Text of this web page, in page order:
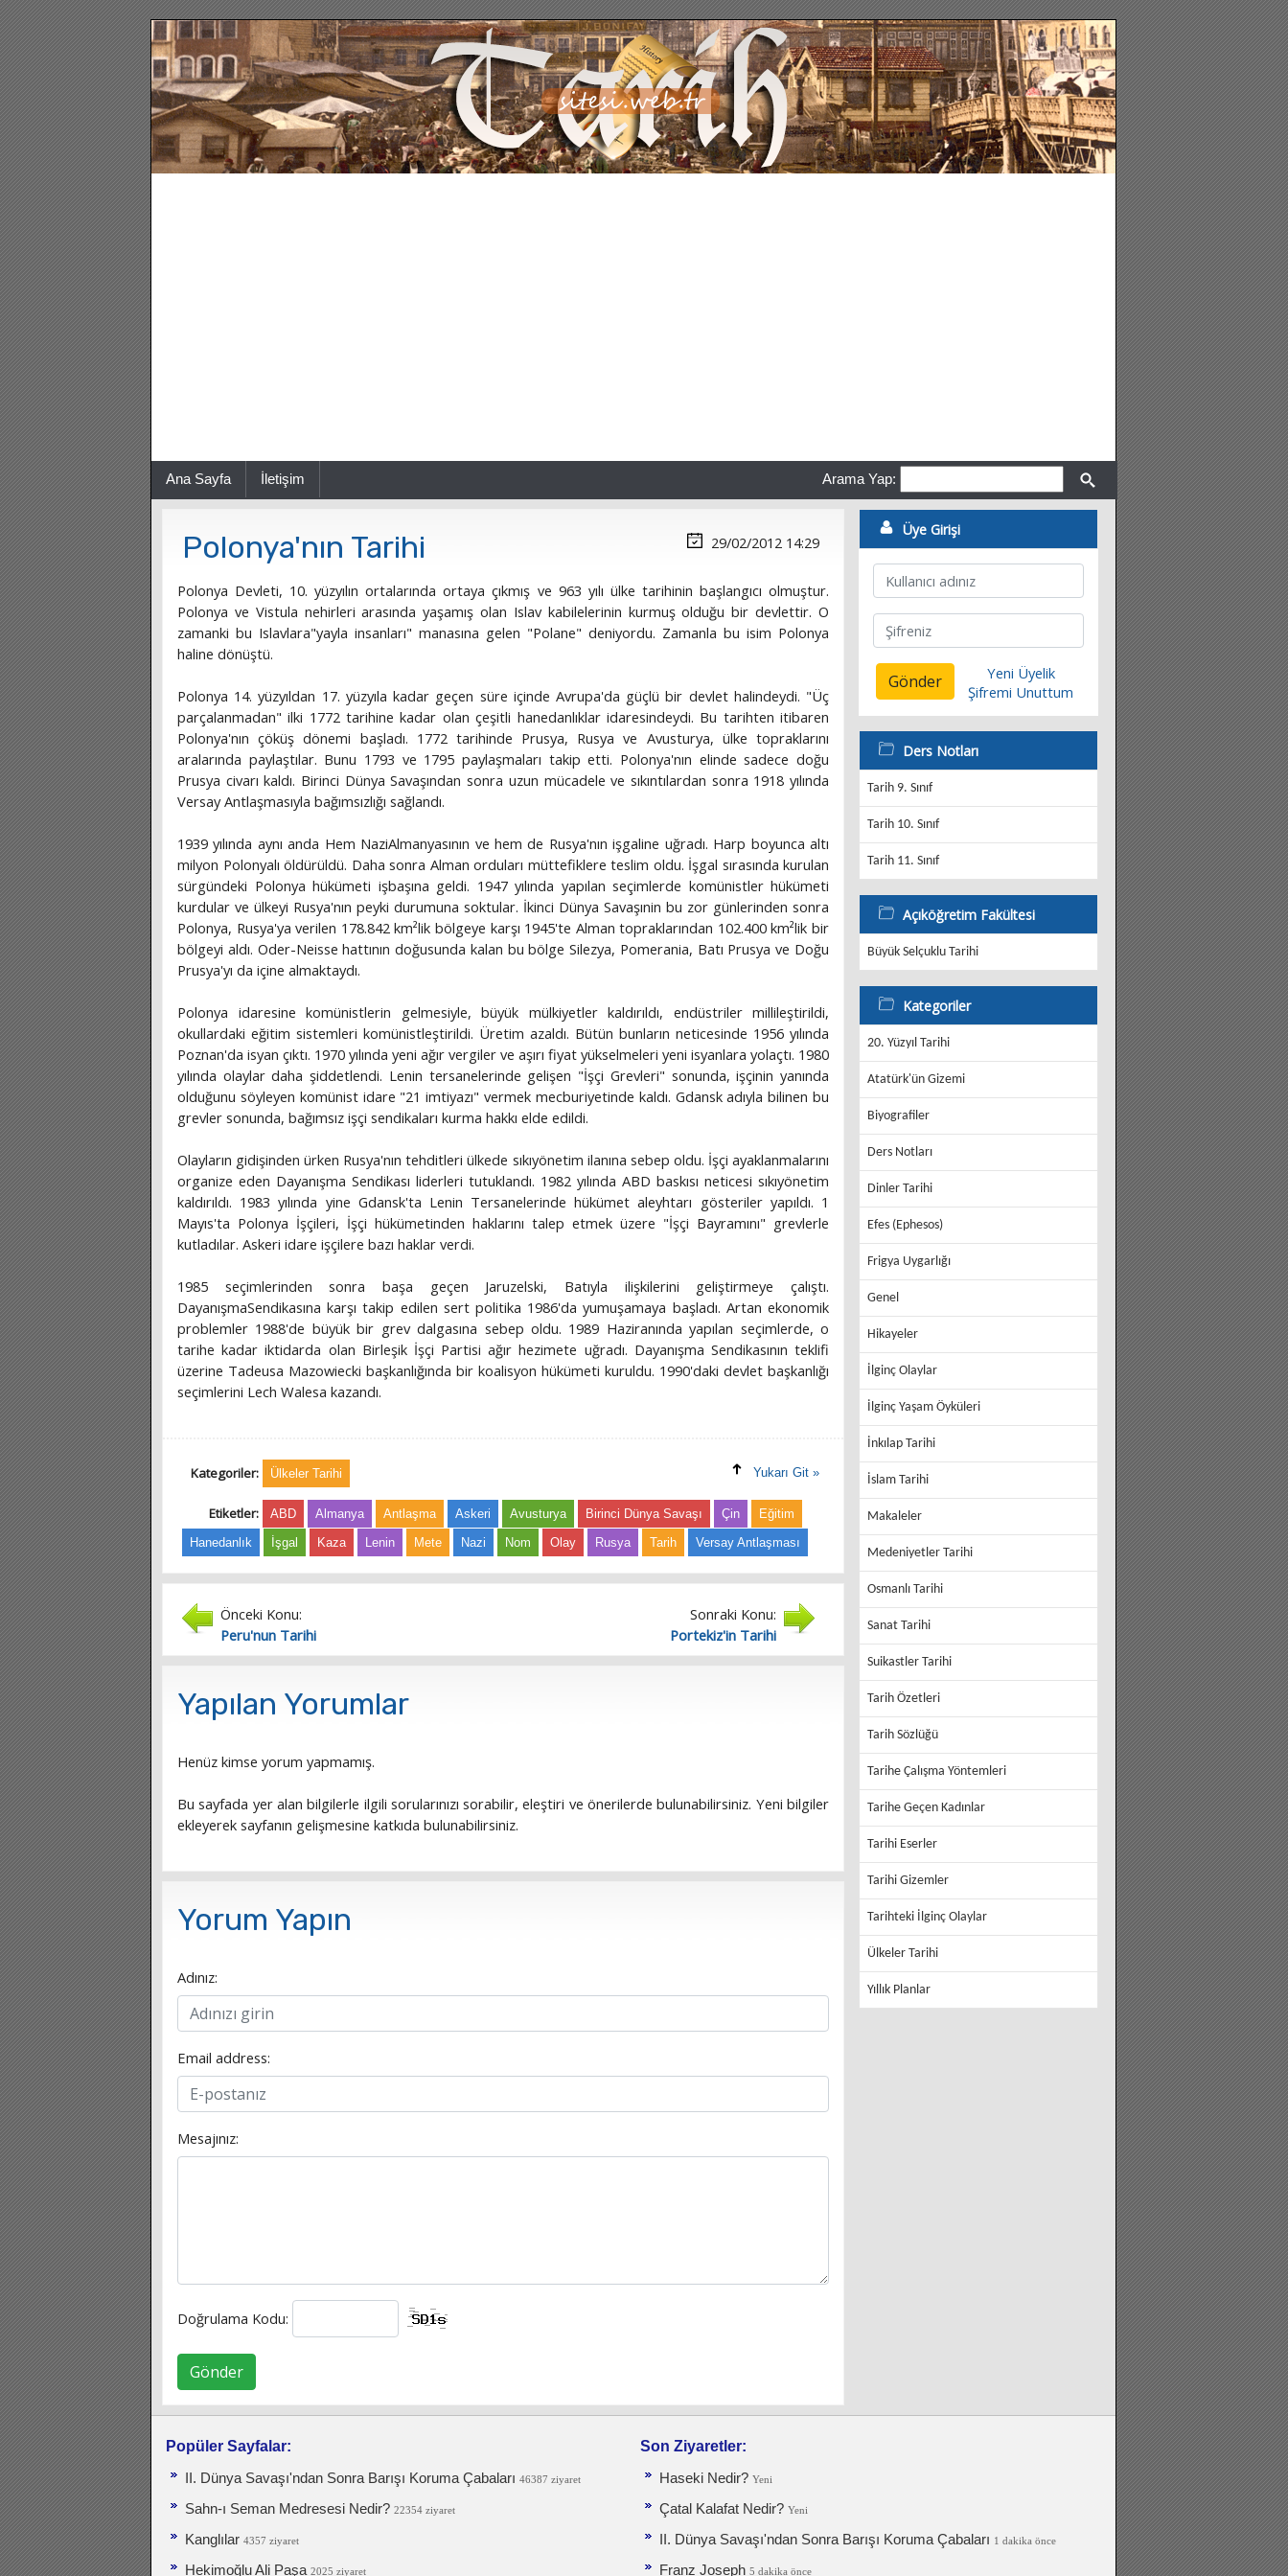
Ana Sayfa İletişim Arama Yap:
Polonya'nın Tarihi 29/02/2012 14:29
Polonya Devleti, 10. yüzyılın ortalarında ortaya çıkmış ve 963 yılı ülke tarihinin başlangıcı olmuştur.
Polonya ve Vistula nehirleri arasında yaşamış olan Islav kabilelerinin kurmuş olduğu bir devlettir. O
zamanki bu Islavlara"yayla insanları" manasına gelen "Polane" deniyordu. Zamanla bu isim Polonya
haline dönüştü.
Polonya 14. yüzyıldan 17. yüzyıla kadar geçen süre içinde Avrupa'da güçlü bir devlet halindeydi. "Üç
parçalanmadan" ilki 1772 tarihine kadar olan çeşitli hanedanlıklar idaresindeydi. Bu tarihten itibaren
Polonya'nın çöküş dönemi başladı. 1772 tarihinde Prusya, Rusya ve Avusturya, ülke topraklarını
aralarında paylaştılar. Bunu 1793 ve 1795 paylaşmaları takip etti. Polonya'nın elinde sadece doğu
Prusya civarı kaldı. Birinci Dünya Savaşından sonra uzun mücadele ve sıkıntılardan sonra 1918 yılında
Versay Antlaşmasıyla bağımsızlığı sağlandı.
1939 yılında aynı anda Hem NaziAlmanyasının ve hem de Rusya'nın işgaline uğradı. Harp boyunca altı
milyon Polonyalı öldürüldü. Daha sonra Alman orduları müttefiklere teslim oldu. İşgal sırasında kurulan
sürgündeki Polonya hükümeti işbaşına geldi. 1947 yılında yapılan seçimlerde komünistler hükümeti
kurdular ve ülkeyi Rusya'nın peyki durumuna soktular. İkinci Dünya Savaşınin bu zor günlerinden sonra
Polonya, Rusya'ya verilen 178.842 km²lik bölgeye karşı 1945'te Alman topraklarından 102.400 km²lik bir
bölgeyi aldı. Oder-Neisse hattının doğusunda kalan bu bölge Silezya, Pomerania, Batı Prusya ve Doğu
Prusya'yı da içine almaktaydı.
Polonya idaresine komünistlerin gelmesiyle, büyük mülkiyetler kaldırıldı, endüstriler millileştirildi,
okullardaki eğitim sistemleri komünistleştirildi. Üretim azaldı. Bütün bunların neticesinde 1956 yılında
Poznan'da isyan çıktı. 1970 yılında yeni ağır vergiler ve aşırı fiyat yükselmeleri yeni isyanlara yolaçtı. 1980
yılında olaylar daha şiddetlendi. Lenin tersanelerinde gelişen "İşçi Grevleri" sonunda, işçinin yanında
olduğunu söyleyen komünist idare "21 imtiyazı" vermek mecburiyetinde kaldı. Gdansk adıyla bilinen bu
grevler sonunda, bağımsız işçi sendikaları kurma hakkı elde edildi.
Olayların gidişinden ürken Rusya'nın tehditleri ülkede sıkıyönetim ilanına sebep oldu. İşçi ayaklanmalarını
organize eden Dayanışma Sendikası liderleri tutuklandı. 1982 yılında ABD baskısı neticesi sıkıyönetim
kaldırıldı. 1983 yılında yine Gdansk'ta Lenin Tersanelerinde hükümet aleyhtarı gösteriler yapıldı. 1
Mayıs'ta Polonya İşçileri, İşçi hükümetinden haklarını talep etmek üzere "İşçi Bayramını" grevlerle
kutladılar. Askeri idare işçilere bazı haklar verdi.
1985 seçimlerinden sonra başa geçen Jaruzelski, Batıyla ilişkilerini geliştirmeye çalıştı.
DayanışmaSendikasına karşı takip edilen sert politika 1986'da yumuşamaya başladı. Artan ekonomik
problemler 1988'de büyük bir grev dalgasına sebep oldu. 1989 Haziranında yapılan seçimlerde, o
tarihe kadar iktidarda olan Birleşik İşçi Partisi ağır hezimete uğradı. Dayanışma Sendikasının teklifi
üzerine Tadeusa Mazowiecki başkanlığında bir koalisyon hükümeti kuruldu. 1990'daki devlet başkanlığı
seçimlerini Lech Walesa kazandı.
Kategoriler: Ülkeler Tarihi Yukarı Git »
Etiketler: ABD Almanya Antlaşma Askeri Avusturya Birinci Dünya Savaşı Çin
Eğitim
Hanedanlık
İşgal Kaza Lenin Mete Nazi Nom Olay Rusya Tarih Versay Antlaşması
Önceki Konu:
Peru'nun Tarihi
Sonraki Konu:
Portekiz'in Tarihi
Yapılan Yorumlar
Henüz kimse yorum yapmamış.
Bu sayfada yer alan bilgilerle ilgili sorularınızı sorabilir, eleştiri ve önerilerde bulunabilirsiniz. Yeni bilgiler
ekleyerek sayfanın gelişmesine katkıda bulunabilirsiniz.
Yorum Yapın
Adınız:
Email address:
Mesajınız:
Doğrulama Kodu:
Gönder
Üye Girişi
Gönder
Yeni Üyelik
Şifremi Unuttum
Ders Notları
Tarih 9. Sınıf
Tarih 10. Sınıf
Tarih 11. Sınıf
Açıköğretim Fakültesi
Büyük Selçuklu Tarihi
Kategoriler
20. Yüzyıl Tarihi
Atatürk'ün Gizemi
Biyografiler
Ders Notları
Dinler Tarihi
Efes (Ephesos)
Frigya Uygarlığı
Genel
Hikayeler
İlginç Olaylar
İlginç Yaşam Öyküleri
İnkılap Tarihi
İslam Tarihi
Makaleler
Medeniyetler Tarihi
Osmanlı Tarihi
Sanat Tarihi
Suikastler Tarihi
Tarih Özetleri
Tarih Sözlüğü
Tarihe Çalışma Yöntemleri
Tarihe Geçen Kadınlar
Tarihi Eserler
Tarihi Gizemler
Tarihteki İlginç Olaylar
Ülkeler Tarihi
Yıllık Planlar
Popüler Sayfalar:
II. Dünya Savaşı'ndan Sonra Barışı Koruma Ça­baları 46387 ziyaret
Sahn-ı Seman Medresesi Nedir? 22354 ziyaret
Kanglılar 4357 ziyaret
Hekimoğlu Ali Paşa 2025 ziyaret
Son Ziyaretler:
Haseki Nedir? Yeni
Çatal Kalafat Nedir? Yeni
II. Dünya Savaşı'ndan Sonra Barışı Koruma Ça­baları 1 dakika önce
Franz Joseph 5 dakika önce